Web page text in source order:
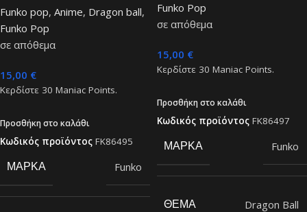
Funko pop, Anime, Dragon ball,
Funko Pop
σε απόθεμα
15,00 €
Κερδίστε 30 Maniac Points.
Προσθήκη στο καλάθι
Κωδικός προϊόντος FK86495
ΜΆΡΚΑ Funko
Funko Pop
σε απόθεμα
15,00 €
Κερδίστε 30 Maniac Points.
Προσθήκη στο καλάθι
Κωδικός προϊόντος FK86497
ΜΆΡΚΑ Funko
ΘΈΜΑ Dragon Ball